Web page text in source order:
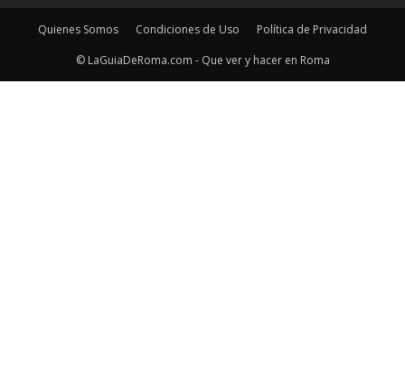
Quienes Somos Condiciones de Uso
Política de Privacidad
© LaGuiaDeRoma.com - Que ver y hacer en Roma